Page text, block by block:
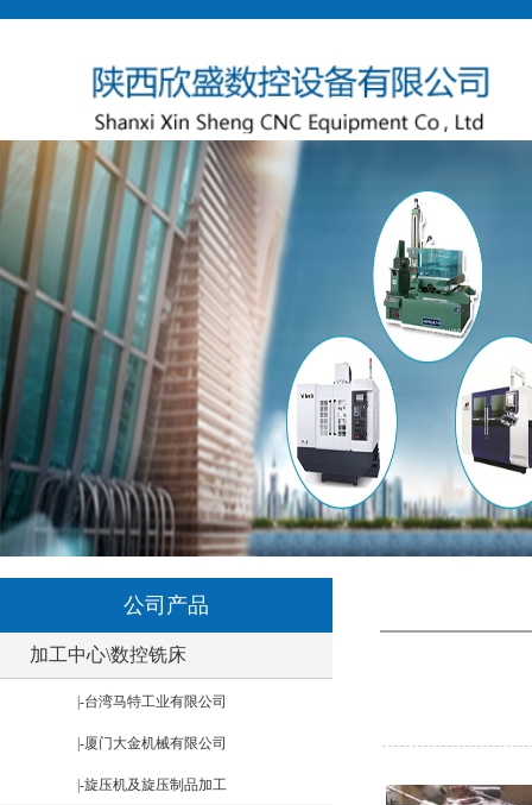
公司产品
加工中心\数控铣床
|-台湾马特工业有限公司
|-厦门大金机械有限公司
|-旋压机及旋压制品加工